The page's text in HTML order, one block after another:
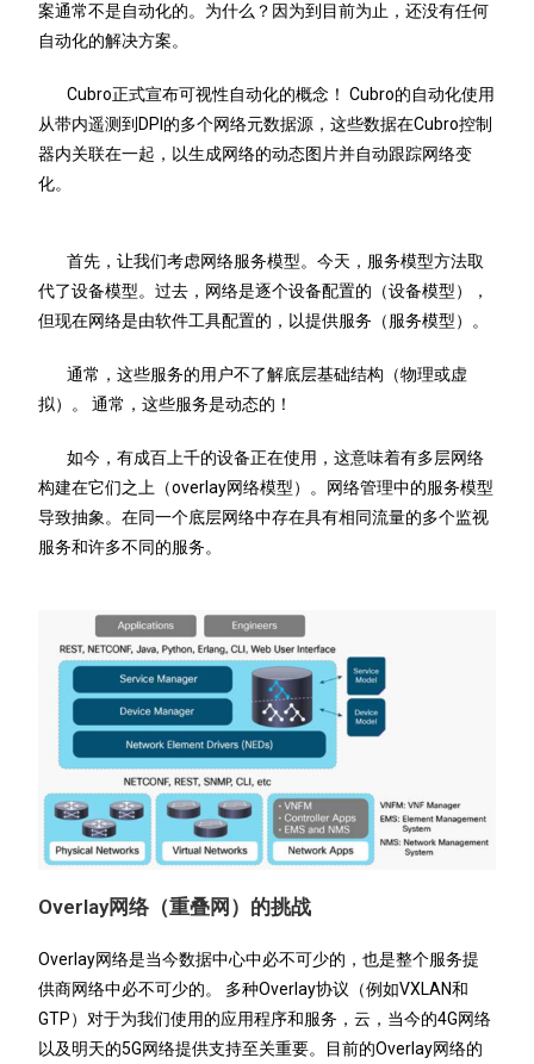
案通常不是自动化的。为什么？因为到目前为止，还没有任何
自动化的解决方案。
Cubro正式宣布可视性自动化的概念！ Cubro的自动化使用
从带内遥测到DPI的多个网络元数据源，这些数据在Cubro控制
器内关联在一起，以生成网络的动态图片并自动跟踪网络变
化。
首先，让我们考虑网络服务模型。今天，服务模型方法取
代了设备模型。过去，网络是逐个设备配置的（设备模型），
但现在网络是由软件工具配置的，以提供服务（服务模型）。
通常，这些服务的用户不了解底层基础结构（物理或虚
拟）。 通常，这些服务是动态的！
如今，有成百上千的设备正在使用，这意味着有多层网络
构建在它们之上（overlay网络模型）。网络管理中的服务模型
导致抽象。在同一个底层网络中存在具有相同流量的多个监视
服务和许多不同的服务。
Overlay网络（重叠网）的挑战
Overlay网络是当今数据中心中必不可少的，也是整个服务提
供商网络中必不可少的。 多种Overlay协议（例如VXLAN和
GTP）对于为我们使用的应用程序和服务，云，当今的4G网络
以及明天的5G网络提供支持至关重要。目前的Overlay网络的